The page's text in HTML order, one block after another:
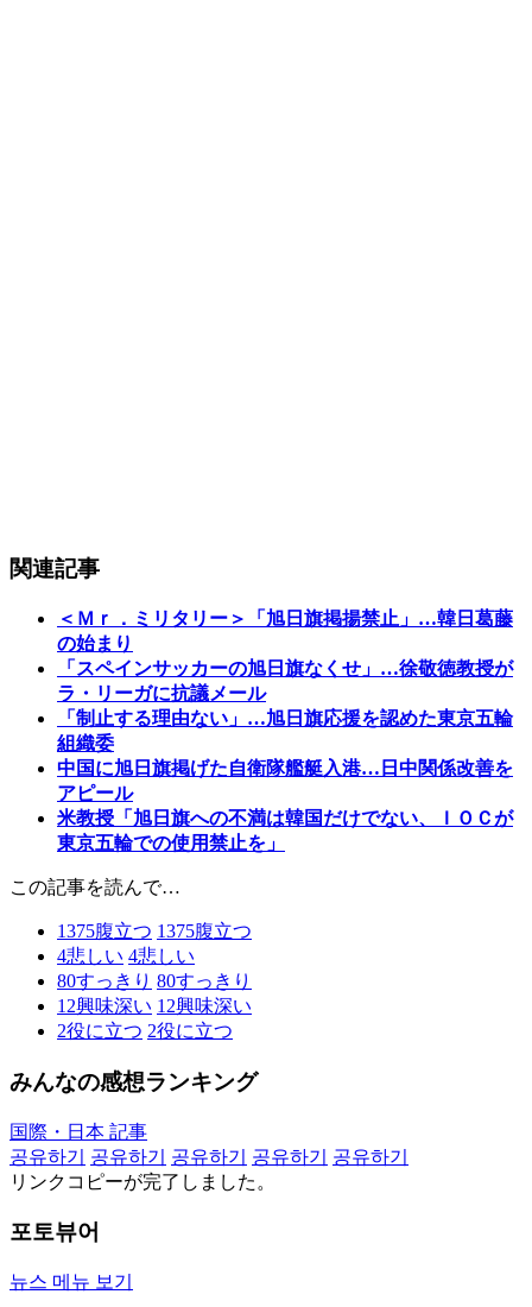
関連記事
＜Ｍｒ．ミリタリー＞「旭日旗掲揚禁止」…韓日葛藤
の始まり
「スペインサッカーの旭日旗なくせ」…徐敬徳教授が
ラ・リーガに抗議メール
「制止する理由ない」…旭日旗応援を認めた東京五輪
組織委
中国に旭日旗掲げた自衛隊艦艇入港…日中関係改善を
アピール
米教授「旭日旗への不満は韓国だけでない、ＩＯＣが
東京五輪での使用禁止を」
この記事を読んで…
1375腹立つ 1375腹立つ
4悲しい 4悲しい
80すっきり 80すっきり
12興味深い 12興味深い
2役に立つ 2役に立つ
みんなの感想ランキング
国際・日本 記事
공유하기
공유하기 공유하기 공유하기
공유하기
リンクコピーが完了しました。
포토뷰어
뉴스 메뉴 보기